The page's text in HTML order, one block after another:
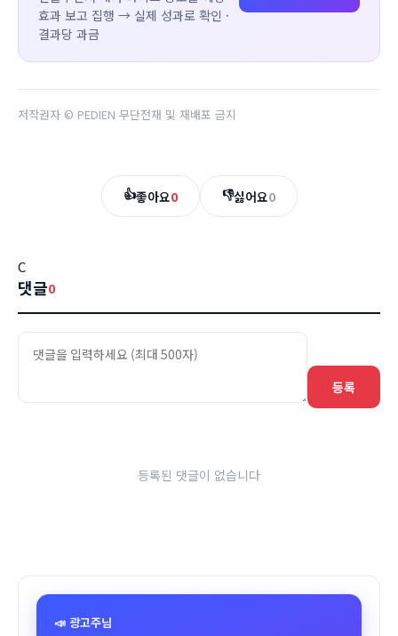
효과 보고 집행 → 실제 성과로 확인 ·
결과당 과금
저작권자 © PEDIEN 무단전재 및 재배포 금지
👍좋아요0 👎싫어요0
C
댓글0
등록
등록된 댓글이 없습니다
📣 광고주님